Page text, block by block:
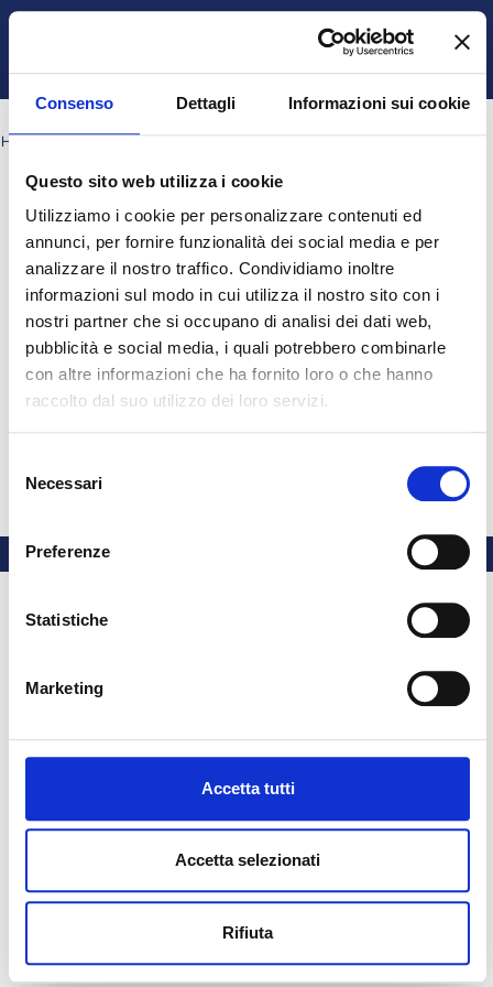
Consenso Dettagli Informazioni sui cookie
Questo sito web utilizza i cookie
Utilizziamo i cookie per personalizzare contenuti ed
annunci, per fornire funzionalità dei social media e per
analizzare il nostro traffico. Condividiamo inoltre
informazioni sul modo in cui utilizza il nostro sito con i
nostri partner che si occupano di analisi dei dati web,
pubblicità e social media, i quali potrebbero combinarle
con altre informazioni che ha fornito loro o che hanno
raccolto dal suo utilizzo dei loro servizi.
delNecessari
Preferenze
Statistiche
Marketing
Accetta tutti
Accetta selezionati
Rifiuta
Vai al contenuto principale
Pannello laterale
Attiva/disattiva input di ricerca
Ospite Login
HOME
Questo corso al momento non è disponibile agli studenti
Continua
Ospite (Login)
Ottieni l'app mobile
© 2025 - Universita' degli Studi "Magna Græcia" di Catanzaro
P.I. 02157060795 - C.F. 97026980793 -
Prof. Giovanni